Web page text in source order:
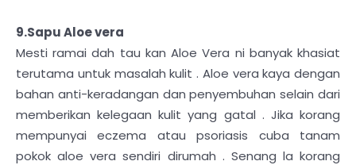
9.Sapu Aloe vera
Mesti ramai dah tau kan Aloe Vera ni banyak khasiat
terutama untuk masalah kulit . Aloe vera kaya dengan
bahan anti-keradangan dan penyembuhan selain dari
memberikan kelegaan kulit yang gatal . Jika korang
mempunyai eczema atau psoriasis cuba tanam
pokok aloe vera sendiri dirumah . Senang la korang